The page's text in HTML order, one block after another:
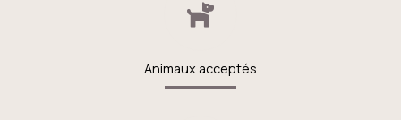
Animaux acceptés